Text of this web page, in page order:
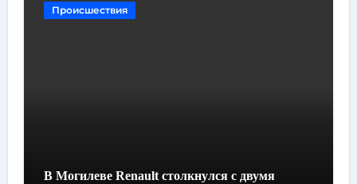
Происшествия
В Могилеве Renault столкнулся с двумя